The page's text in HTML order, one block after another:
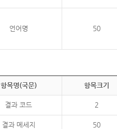
언어명 50
항목명(국문) 항목크기
결과 코드 2
결과 메세지 50